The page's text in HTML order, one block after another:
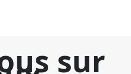
sur